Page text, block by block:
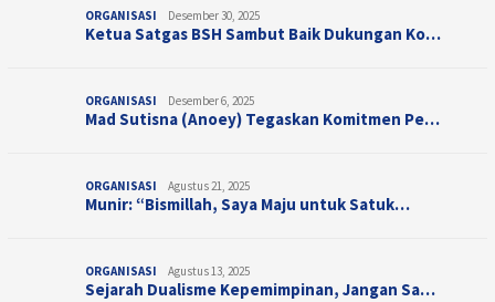
ORGANISASI Desember 30, 2025
Ketua Satgas BSH Sambut Baik Dukungan Ko…
ORGANISASI Desember 6, 2025
Mad Sutisna (Anoey) Tegaskan Komitmen Pe…
ORGANISASI Agustus 21, 2025
Munir: “Bismillah, Saya Maju untuk Satuk…
ORGANISASI Agustus 13, 2025
Sejarah Dualisme Kepemimpinan, Jangan Sa…